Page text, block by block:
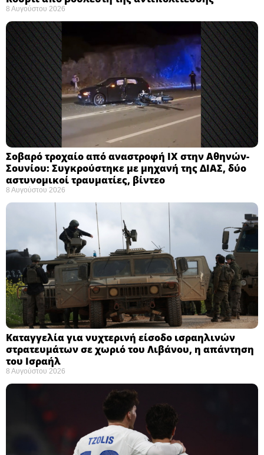
8 Αυγούστου 2026
Σοβαρό τροχαίο από αναστροφή ΙΧ στην Αθηνών-
Σουνίου: Συγκρούστηκε με μηχανή της ΔΙΑΣ, δύο
αστυνομικοί τραυματίες, βίντεο
8 Αυγούστου 2026
Καταγγελία για νυχτερινή είσοδο ισραηλινών
στρατευμάτων σε χωριό του Λιβάνου, η απάντηση
του Ισραήλ
8 Αυγούστου 2026